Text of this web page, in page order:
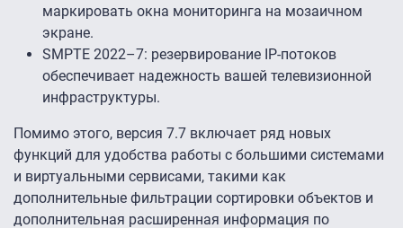
маркировать окна мониторинга на мозаичном
экране.
SMPTE 2022–7: резервирование IP-потоков
обеспечивает надежность вашей телевизионной
инфраструктуры.
Помимо этого, версия 7.7 включает ряд новых
функций для удобства работы с большими системами
и виртуальными сервисами, такими как
дополнительные фильтрации сортировки объектов и
дополнительная расширенная информация по